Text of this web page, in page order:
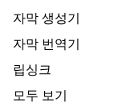
자막 생성기
자막 번역기
립싱크
모두 보기